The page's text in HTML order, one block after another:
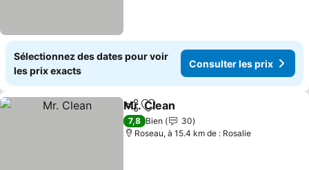
Sélectionnez des dates pour voir
les prix exacts
Consulter les prix
PartagerAjouter à mes favoris
Mr. Clean
7,8 Bien
30
Roseau, à 15.4 km de : Rosalie